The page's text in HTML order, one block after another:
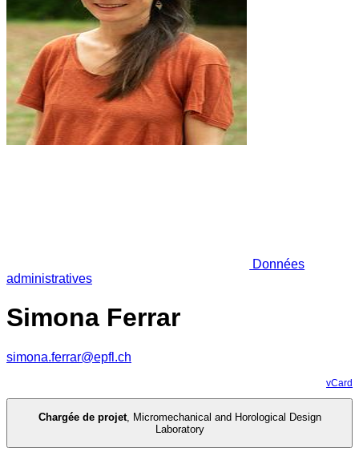
Données
administratives
Simona Ferrar
simona.ferrar@epfl.ch
vCard
Chargée de projet, Micromechanical and Horological Design
Laboratory